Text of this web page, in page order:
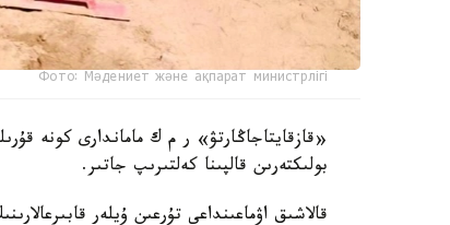
Фото: Мәдениет және ақпарат министрлігі
«قازقايتاجاڭارتۋ» ر م ك ماماندارى كونە
بولىكتەرىن قالپىنا كەلتىرىپ جاتىر.
قالاشىق اۋماعىنداعى تۇرعىن ۇيلەر